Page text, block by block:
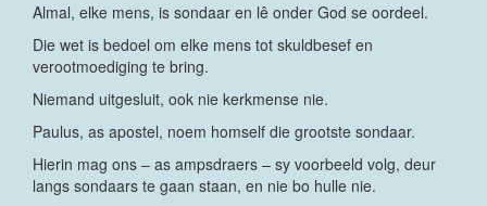
Almal, elke mens, is sondaar en lê onder God se oordeel.
Die wet is bedoel om elke mens tot skuldbesef en
verootmoediging te bring.
Niemand uitgesluit, ook nie kerkmense nie.
Paulus, as apostel, noem homself die grootste sondaar.
Hierin mag ons – as ampsdraers – sy voorbeeld volg, deur
langs sondaars te gaan staan, en nie bo hulle nie.